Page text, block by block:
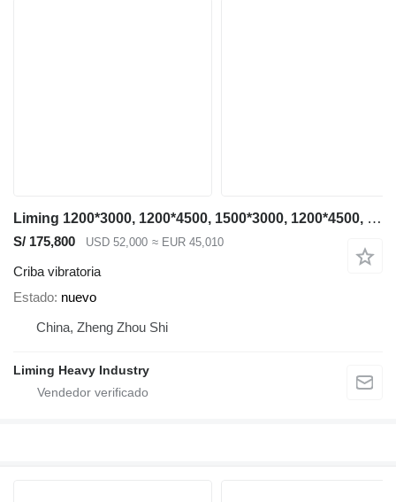
Liming 1200*3000, 1200*4500, 1500*3000, 1200*4500, 1500*3000, 1500*4500
S/ 175,800 USD 52,000 ≈ EUR 45,010
Criba vibratoria
Estado nuevo
China, Zheng Zhou Shi
Liming Heavy Industry